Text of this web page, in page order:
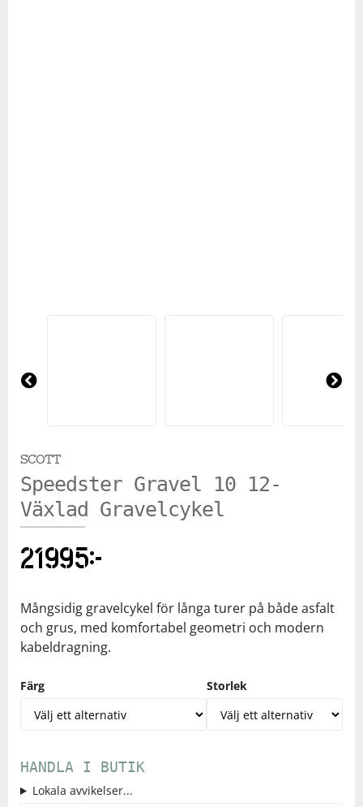
SCOTT
Speedster Gravel 10 12-
Växlad Gravelcykel
21995kr
Mångsidig gravelcykel för långa turer på både asfalt
och grus, med komfortabel geometri och modern
kabeldragning.
Färg Storlek
HANDLA I BUTIK
Lokala avvikelser...